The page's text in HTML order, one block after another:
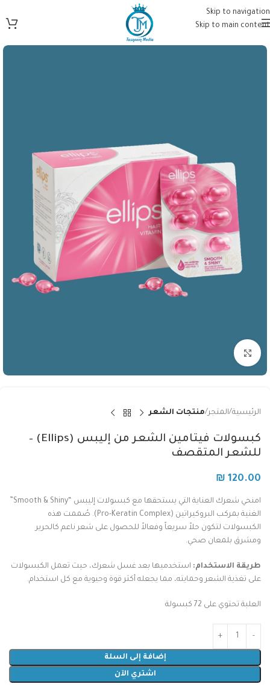
Skip to navigation
Skip to main content
Click to enlarge
الرئيسية المتجر منتجات الشعر
كبسولات فيتامين الشعر من إليبس (Ellips) –
للشعر المتقصف
₪ 120.00
الغنية بمركب البروكيراتين (Pro-Keratin Complex). صُممت هذه
الكبسولات لتكون حلاً سريعاً وفعالاً للحصول على شعر ناعم كالحرير
ومشرق بلمعان صحي.
طريقة الاستخدام: استخدميها بعد غسل شعرك، حيث تعمل الكبسولات
على تغذية الشعر وحمايته، مما يجعله أكثر قوة وحيوية مع كل استخدام.
العلبة تحتوي على 72 كبسولة
إضافة إلى السلة
اشتري الآن